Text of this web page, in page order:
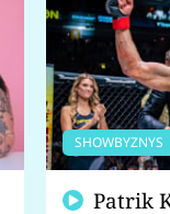
SHOWBYZNYS